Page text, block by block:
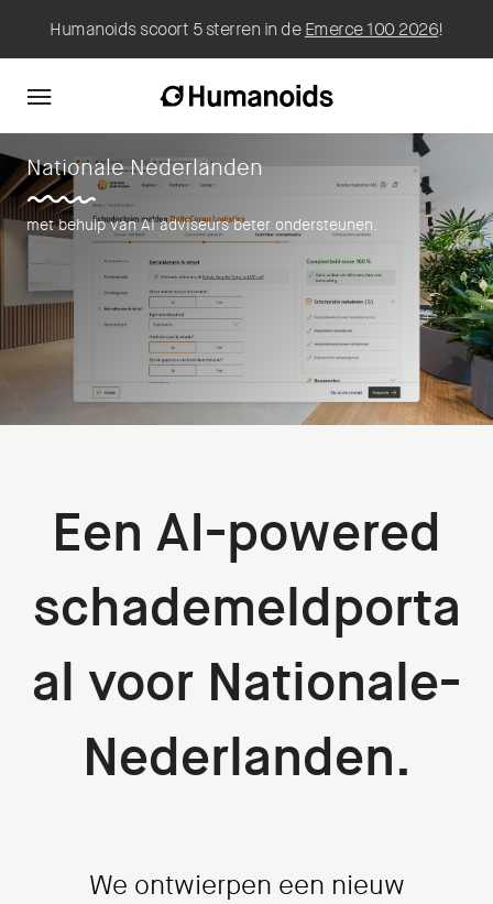
Humanoids scoort 5 sterren in deEmerce 100 2026!
Nationale Nederlanden
met behulp van AI adviseurs beter ondersteunen.
Een AI-powered
schademeldporta
al voor Nationale-
Nederlanden.
We ontwierpen een nieuw